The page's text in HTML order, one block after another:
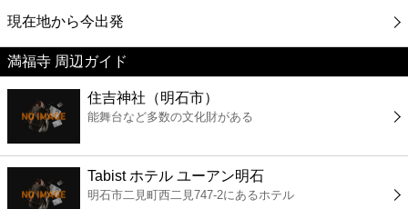
映画
美容
コンビニ
薬局
現在地から今出発
満福寺 周辺ガイド
住吉神社（明石市）
能舞台など多数の文化財がある
Tabist ホテル ユーアン明石
明石市二見町西二見747-2にあるホテル